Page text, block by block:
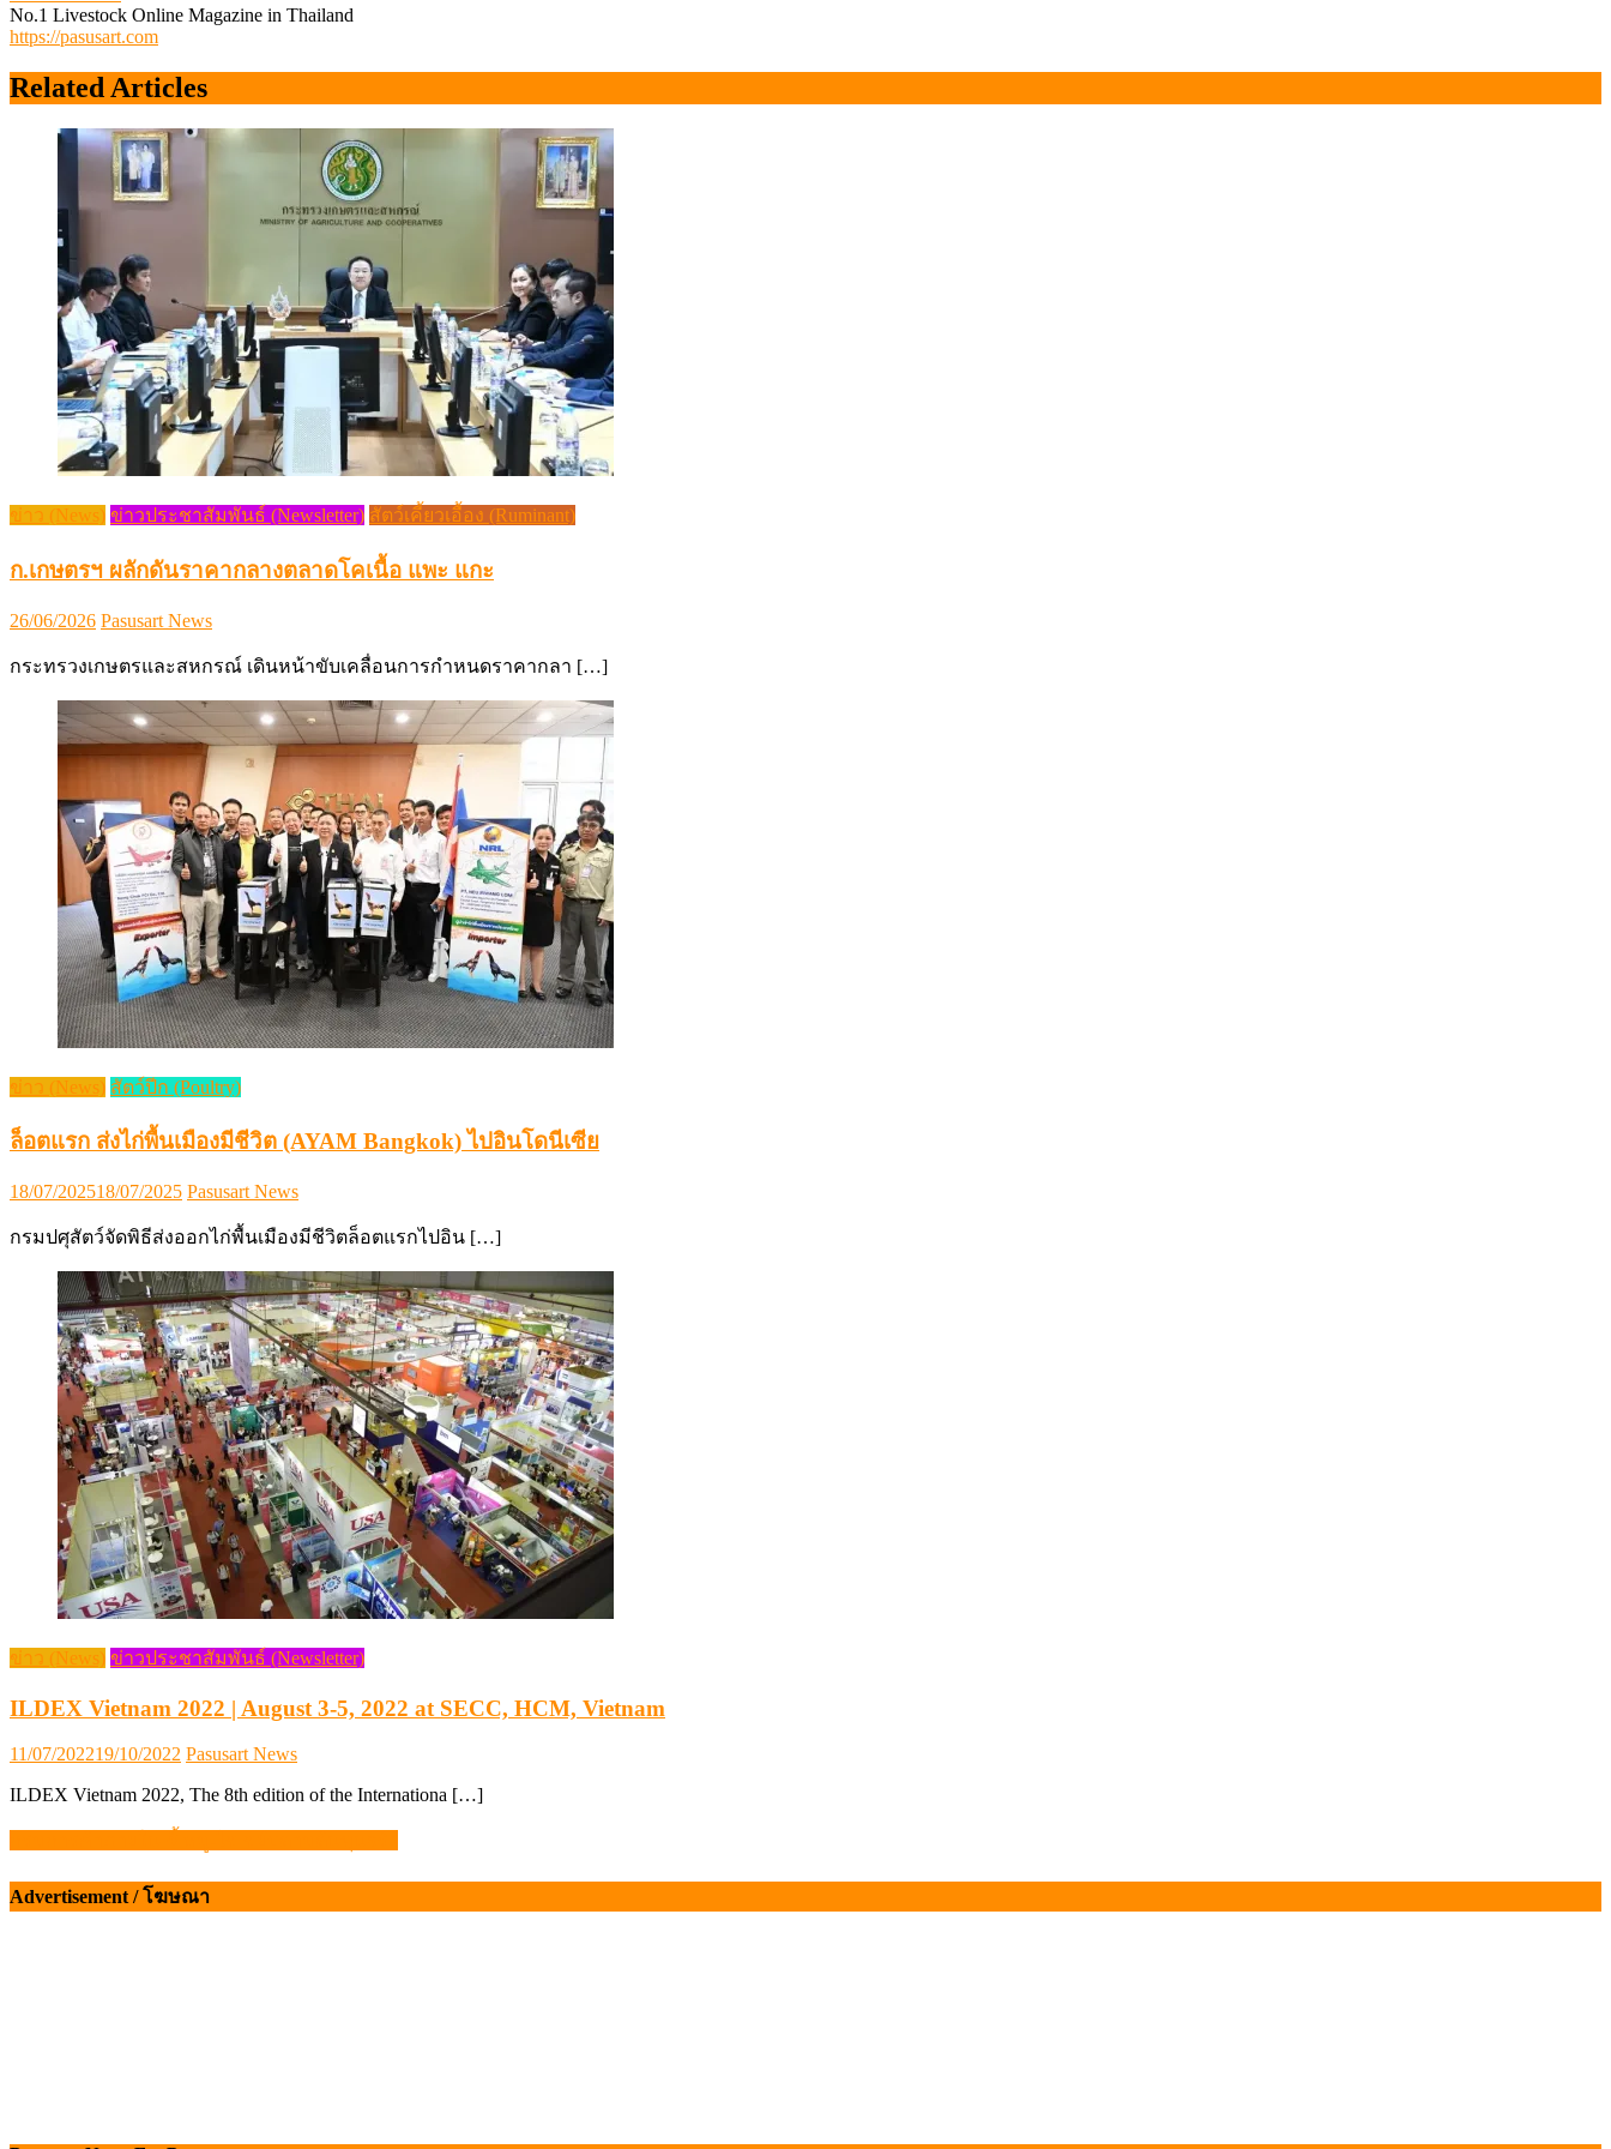
No.1 Livestock Online Magazine in Thailand
https://pasusart.com
Related Articles
ข่าว (News) ข่าวประชาสัมพันธ์ (Newsletter) สัตว์เคี้ยวเอื้อง (Ruminant)
ก.เกษตรฯ ผลักดันราคากลางตลาดโคเนื้อ แพะ แกะ
Posted
26/06/2026 Author
Pasusart News
กระทรวงเกษตรและสหกรณ์ เดินหน้าขับเคลื่อนการกำหนดราคากลา […]
ข่าว (News) สัตว์ปีก (Poultry)
ล็อตแรก ส่งไก่พื้นเมืองมีชีวิต (AYAM Bangkok) ไปอินโดนีเซีย
Posted
18/07/202518/07/2025 Author
Pasusart News
กรมปศุสัตว์จัดพิธีส่งออกไก่พื้นเมืองมีชีวิตล็อตแรกไปอิน […]
ข่าว (News) ข่าวประชาสัมพันธ์ (Newsletter)
ILDEX Vietnam 2022 | August 3-5, 2022 at SECC, HCM, Vietnam
Posted
11/07/202219/10/2022 Author
Pasusart News
ILDEX Vietnam 2022, The 8th edition of the Internationa […]
แนะแนว
เรื่อง
Advertisement / โฆษณา